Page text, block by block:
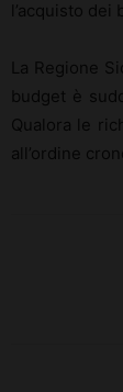
l’acquisto dei
La Regione
budget è
Qualora le
all’ordine